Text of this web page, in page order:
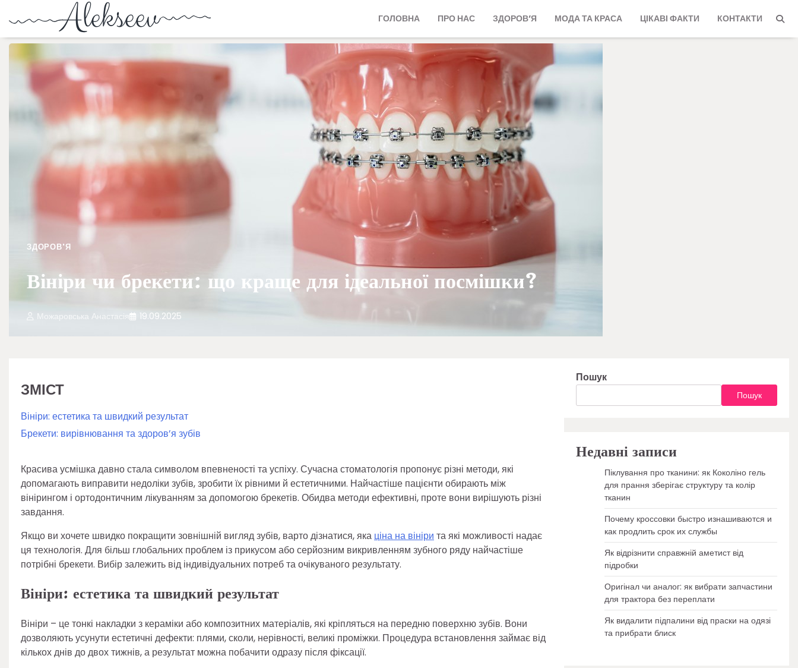
ГОЛОВНА ПРО НАС ЗДОРОВ’Я МОДА ТА КРАСА ЦІКАВІ ФАКТИ КОНТАКТИ
ЗДОРОВ'Я
Вініри чи брекети: що краще для ідеальної посмішки?
Можаровська Анастасія 19.09.2025
ЗМІСТ
Вініри: естетика та швидкий результат
Брекети: вирівнювання та здоров’я зубів
Красива усмішка давно стала символом впевненості та успіху. Сучасна стоматологія пропонує різні методи, які
допомагають виправити недоліки зубів, зробити їх рівними й естетичними. Найчастіше пацієнти обирають між
вінірингом і ортодонтичним лікуванням за допомогою брекетів. Обидва методи ефективні, проте вони вирішують різні
завдання.
Якщо ви хочете швидко покращити зовнішній вигляд зубів, варто дізнатися, яка ціна на вініри та які можливості надає
ця технологія. Для більш глобальних проблем із прикусом або серйозним викривленням зубного ряду найчастіше
потрібні брекети. Вибір залежить від індивідуальних потреб та очікуваного результату.
Вініри: естетика та швидкий результат
Вініри – це тонкі накладки з кераміки або композитних матеріалів, які кріпляться на передню поверхню зубів. Вони
дозволяють усунути естетичні дефекти: плями, сколи, нерівності, великі проміжки. Процедура встановлення займає від
кількох днів до двох тижнів, а результат можна побачити одразу після фіксації.
Пошук
Пошук
Недавні записи
Піклування про тканини: як Коколіно гель
для прання зберігає структуру та колір
тканин
Почему кроссовки быстро изнашиваются и
как продлить срок их службы
Як відрізнити справжній аметист від
підробки
Оригінал чи аналог: як вибрати запчастини
для трактора без переплати
Як видалити підпалини від праски на одязі
та прибрати блиск